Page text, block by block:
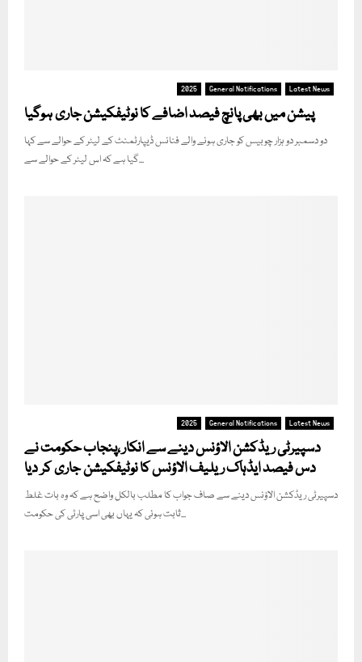
2025 General Notifications Latest News
پیشن میں بھی پانچ فیصد اضافے کا نوٹیفکیشن جاری ہوگیا
دو دسمبر دو ہزار چوبیس کو جاری ہونے والے فنانس ڈیپارٹمنٹ کے لیٹر کے حوالے سے کہا
گیا ہے کہ اس لیٹر کے حوالے سے...
2025 General Notifications Latest News
دسپیرٹی ریڈکشن الاؤنس دینے سے انکار ،پنجاب حکومت نے
دس فیصد ایڈہاک ریلیف الاؤنس کا نوٹیفکیشن جاری کر دیا
دسپیرٹی ریڈکشن الاؤنس دینے سے صاف جواب کا مطلب بالکل واضح ہے کہ وہ بات غلط
ثابت ہوئی کہ یہاں بھی اسی پارٹی کی حکومت...